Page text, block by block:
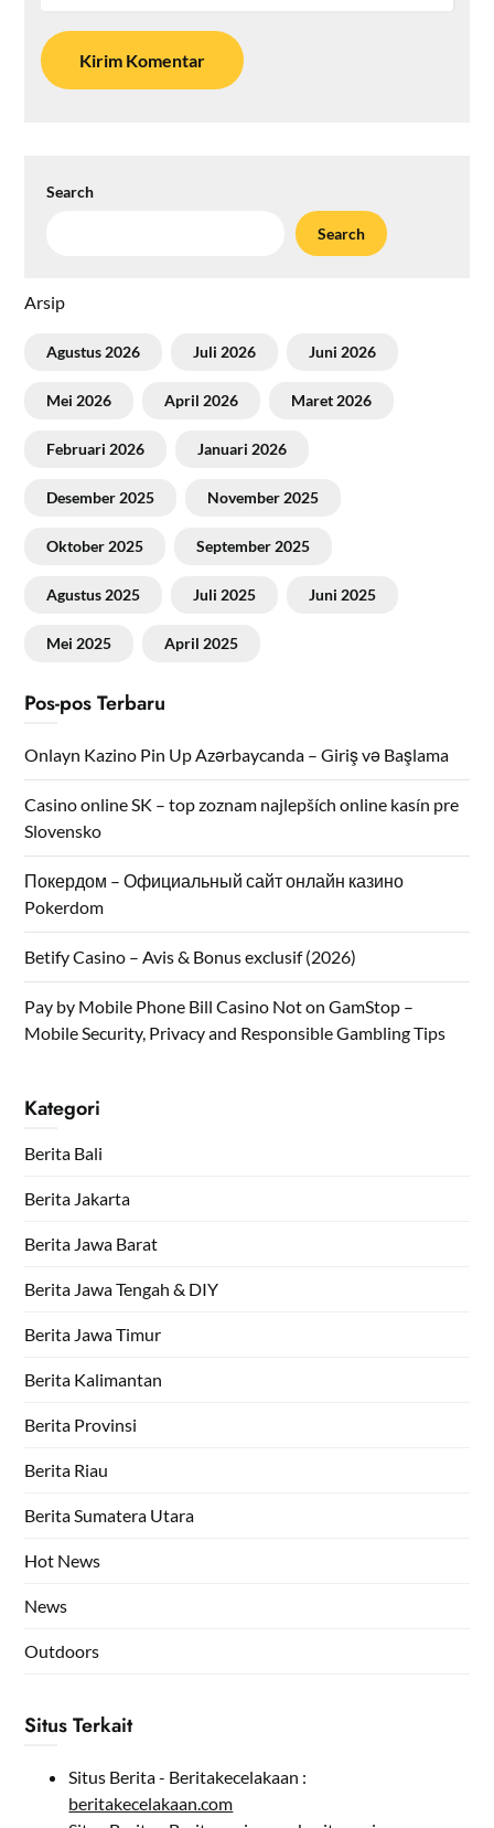
Search
Search
Arsip
Agustus 2026 Juli 2026 Juni 2026
Mei 2026 April 2026 Maret 2026
Februari 2026 Januari 2026
Desember 2025 November 2025
Oktober 2025 September 2025
Agustus 2025 Juli 2025 Juni 2025
Mei 2025 April 2025
Pos-pos Terbaru
Onlayn Kazino Pin Up Azərbaycanda – Giriş və Başlama
Casino online SK – top zoznam najlepších online kasín pre
Slovensko
Покердом – Официальный сайт онлайн казино
Pokerdom
Betify Casino – Avis & Bonus exclusif (2026)
Pay by Mobile Phone Bill Casino Not on GamStop –
Mobile Security, Privacy and Responsible Gambling Tips
Kategori
Berita Bali
Berita Jakarta
Berita Jawa Barat
Berita Jawa Tengah & DIY
Berita Jawa Timur
Berita Kalimantan
Berita Provinsi
Berita Riau
Berita Sumatera Utara
Hot News
News
Outdoors
Situs Terkait
Situs Berita - Beritakecelakaan :
beritakecelakaan.com